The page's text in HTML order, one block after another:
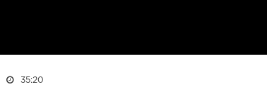
35:20